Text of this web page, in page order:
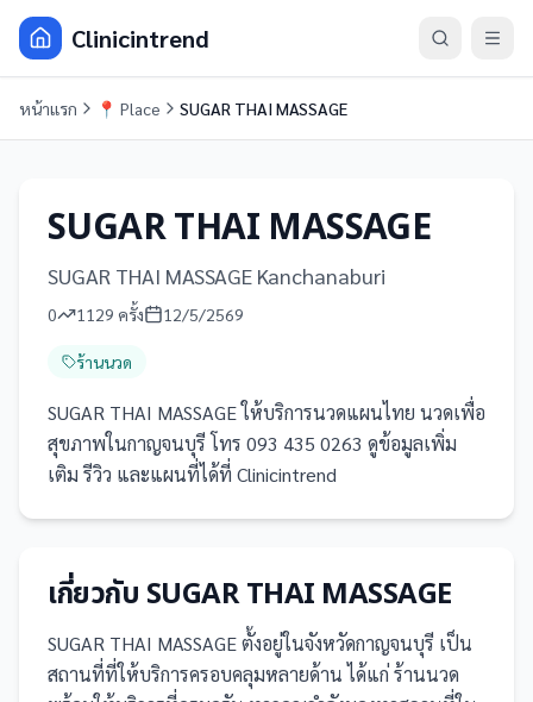
Clinicintrend
หน้าแรก 📍 Place SUGAR THAI MASSAGE
SUGAR THAI MASSAGE
SUGAR THAI MASSAGE Kanchanaburi
0 1129 ครั้ง 12/5/2569
ร้านนวด
SUGAR THAI MASSAGE ให้บริการนวดแผนไทย นวดเพื่อ
สุขภาพในกาญจนบุรี โทร 093 435 0263 ดูข้อมูลเพิ่ม
เติม รีวิว และแผนที่ได้ที่ Clinicintrend
เกี่ยวกับ SUGAR THAI MASSAGE
SUGAR THAI MASSAGEตั้งอยู่ในจังหวัดกาญจนบุรี เป็น
สถานที่ที่ให้บริการครอบคลุมหลายด้าน ได้แก่ ร้านนวด